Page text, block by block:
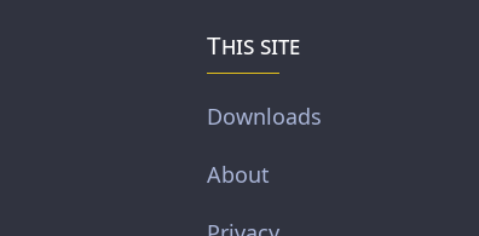
This site
Downloads
About